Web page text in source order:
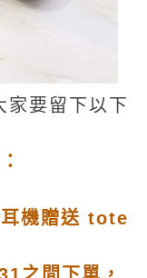
家要留下以下
機贈送 tote